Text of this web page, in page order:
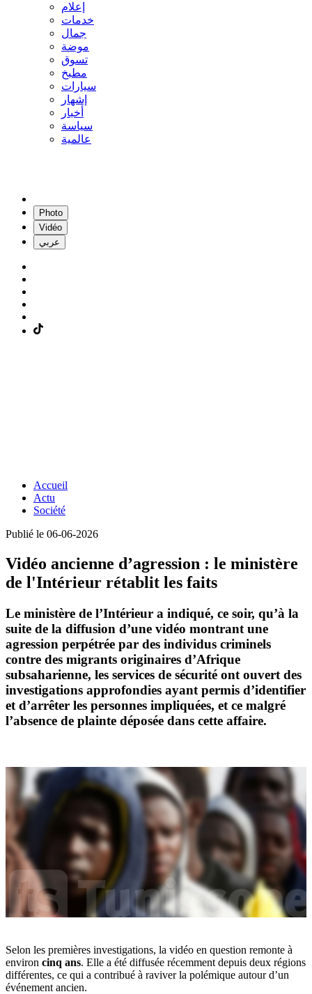
إعلام
خدمات
جمال
موضة
تسوق
مطبخ
سيارات
إشهار
أخبار
سياسة
عالمية
Photo
Vidéo
عربي
Accueil
Actu
Société
Publié le 06-06-2026
Vidéo ancienne d’agression : le ministère
de l'Intérieur rétablit les faits
Le ministère de l’Intérieur a indiqué, ce soir, qu’à la
suite de la diffusion d’une vidéo montrant une
agression perpétrée par des individus criminels
contre des migrants originaires d’Afrique
subsaharienne, les services de sécurité ont ouvert des
investigations approfondies ayant permis d’identifier
et d’arrêter les personnes impliquées, et ce malgré
l’absence de plainte déposée dans cette affaire.
Selon les premières investigations, la vidéo en question remonte à
environ cinq ans. Elle a été diffusée récemment depuis deux régions
différentes, ce qui a contribué à raviver la polémique autour d’un
événement ancien.